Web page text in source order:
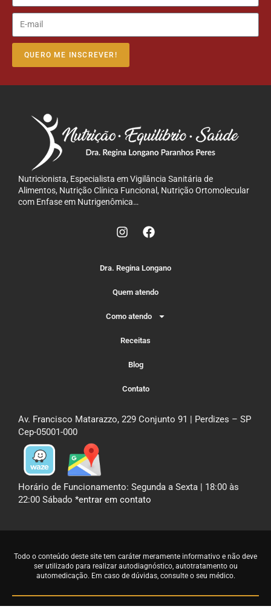
QUERO ME INSCREVER!
Nutricionista, Especialista em Vigilância Sanitária de
Alimentos, Nutrição Clínica Funcional, Nutrição Ortomolecular
com Enfase em Nutrigenômica…
Dra. Regina Longano
Quem atendo
Como atendo
Receitas
Blog
Contato
Av. Francisco Matarazzo, 229 Conjunto 91 | Perdizes – SP
Cep-05001-000
Horário de Funcionamento: Segunda a Sexta | 18:00 às
22:00 Sábado *entrar em contato
Todo o conteúdo deste site tem caráter meramente informativo e não deve
ser utilizado para realizar autodiagnóstico, autotratamento ou
automedicação. Em caso de dúvidas, consulte o seu médico.